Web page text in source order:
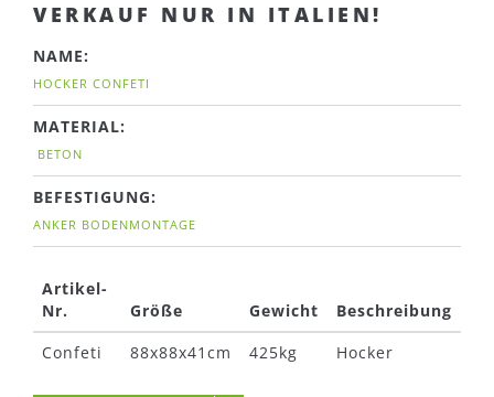
VERKAUF NUR IN ITALIEN!
NAME:
HOCKER CONFETI
MATERIAL:
BETON
BEFESTIGUNG:
ANKER BODENMONTAGE
Artikel-
Nr.
Größe Gewicht
Beschreibung
Confeti
88x88x41cm 425kg Hocker